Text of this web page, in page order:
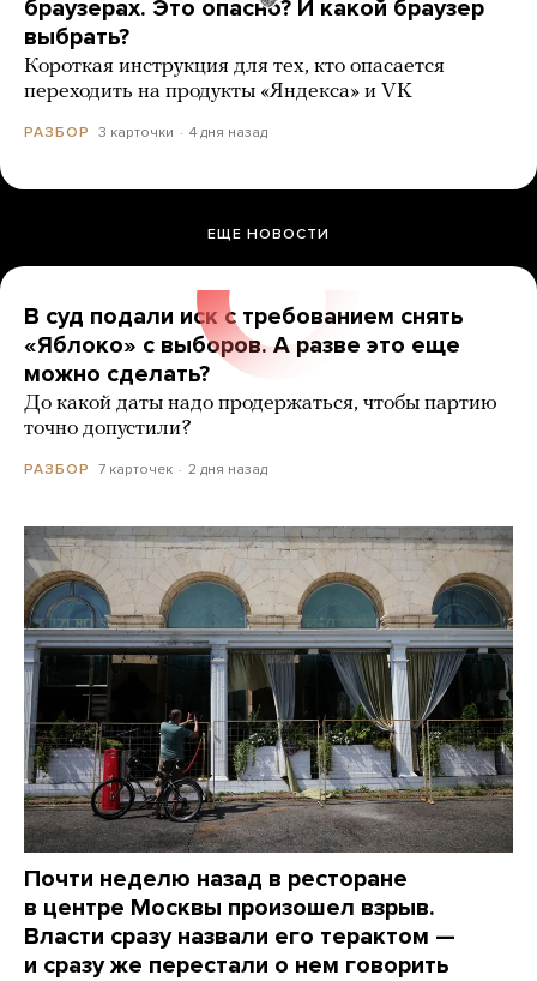
браузерах. Это опасно? И какой браузер
выбрать?
Короткая инструкция для тех, кто опасается
переходить на продукты «Яндекса» и VK
РАЗБОР 3 карточки 4 дня назад
ЕЩЕ НОВОСТИ
В суд подали иск с требованием снять
«Яблоко» с выборов. А разве это еще
можно сделать?
До какой даты надо продержаться, чтобы партию
точно допустили?
РАЗБОР 7 карточек 2 дня назад
Почти неделю назад в ресторане
в центре Москвы произошел взрыв.
Власти сразу назвали его терактом —
и сразу же перестали о нем говорить